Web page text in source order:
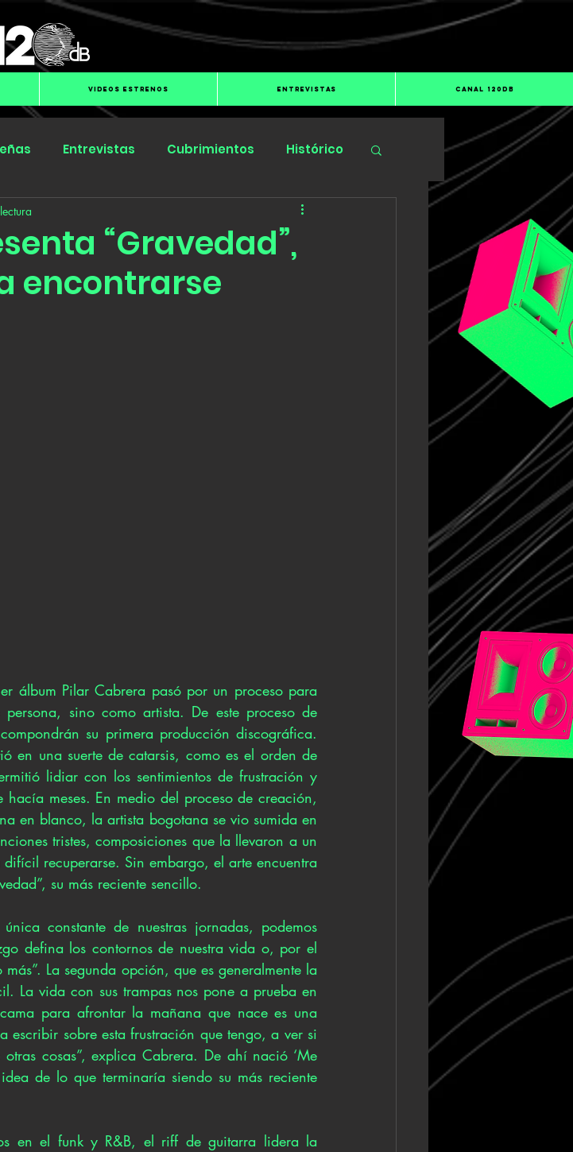
VIDEOS ESTRENOS ENTREVISTAS CANAL 120dB
Entrevistas Cubrimientos Histórico
“Gravedad”,
encontrarse
álbum Pilar Cabrera pasó por un proceso para
sino como artista. De este proceso de
su primera producción discográfica.
en una suerte de catarsis, como es el orden de
lidiar con los sentimientos de frustración y
hacía meses. En medio del proceso de creación,
en blanco, la artista bogotana se vio sumida en
tristes, composiciones que la llevaron a un
recuperarse. Sin embargo, el arte encuentra
su más reciente sencillo.
constante de nuestras jornadas, podemos
defina los contornos de nuestra vida o, por el
La segunda opción, que es generalmente la
La vida con sus trampas nos pone a prueba en
para afrontar la mañana que nace es una
escribir sobre esta frustración que tengo, a ver si
cosas”, explica Cabrera. De ahí nació ‘Me
de lo que terminaría siendo su más reciente
en el funk y R&B, el riff de guitarra lidera la